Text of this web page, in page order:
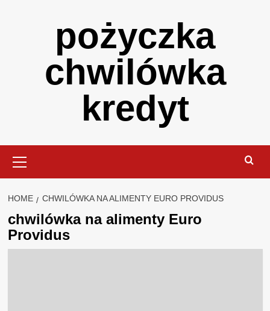
pożyczka
chwilówka
kredyt
Menu
HOME CHWILÓWKA NA ALIMENTY EURO PROVIDUS
chwilówka na alimenty Euro
Providus